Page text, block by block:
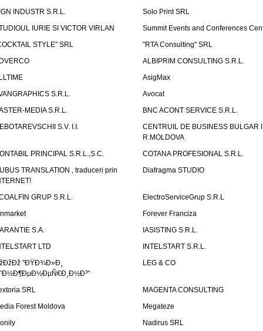
INDUSTR S.R.L.
Solo Print SRL
IURIE SI VICTOR VIRLAN
Summit Events and Conferences
STYLE" SRL
"RTA Consulting" SRL
ALBIPRIM CONSULTING S.R.L.
AsigMax
S.R.L.
Avocat
MEDIA S.R.L.
BNC ACONT SERVICE S.R.L.
S.V. I.I.
CENTRUIL DE BUSINESS BULGAR
R.MOLDOVA
PRINCIPAL S.R.L.,S.C.
COTANA PROFESIONAL S.R.L.
TRANSLATION , traduceri prin
Diafragma STUDIO
GRUP S.R.L.
ElectroServiceGrup S.R.L
Forever Franciza
S.A.
IASISTING S.R.L.
LTD
INTELSTART S.R.L.
"ÐŸÐ¾Ð»Ð¸
LEG & CO
SRL
MAGENTA CONSULTING
Forest Moldova
Megateze
Nadirus SRL